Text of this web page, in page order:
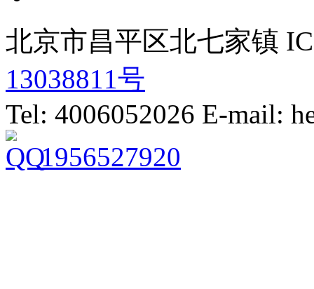
北京市昌平区北七家镇
13038811号
Tel: 4006052026 E-mail:
1956527920